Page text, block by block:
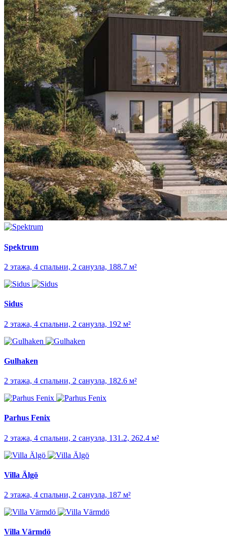
Spektrum
2 этажа, 4 спальни, 2 санузла, 188.7 м²
Sidus
2 этажа, 4 спальни, 2 санузла, 192 м²
Gulhaken
2 этажа, 4 спальни, 2 санузла, 182.6 м²
Parhus Fenix
2 этажа, 4 спальни, 2 санузла, 131.2, 262.4 м²
Villa Älgö
2 этажа, 4 спальни, 2 санузла, 187 м²
Villa Värmdö